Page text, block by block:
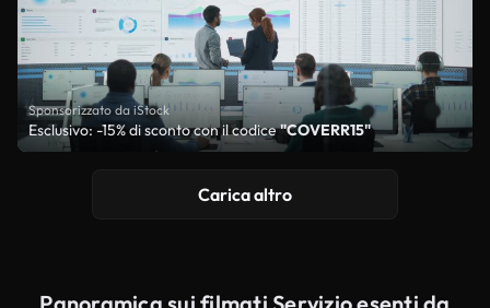
Sponsorizzato da iStock
Esclusivo: -15% di sconto con il codice"COVERR15"
Carica altro